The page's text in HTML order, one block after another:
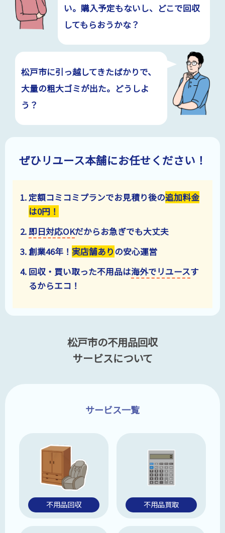
い。購入予定もないし、どこで回収
してもらおうかな？
松戸市に引っ越してきたばかりで、
大量の粗大ゴミが出た。どうしよ
う？
ぜひリユース本舗にお任せください！
定額コミコミプランでお見積り後の追加料金
は0円！
即日対応OKだからお急ぎでも大丈夫
創業46年！ 実店舗ありの安心運営
回収・買い取った不用品は海外でリユースす
るからエコ！
松戸市の不用品回収
サービスについて
サービス一覧
不用品回収 不用品買取